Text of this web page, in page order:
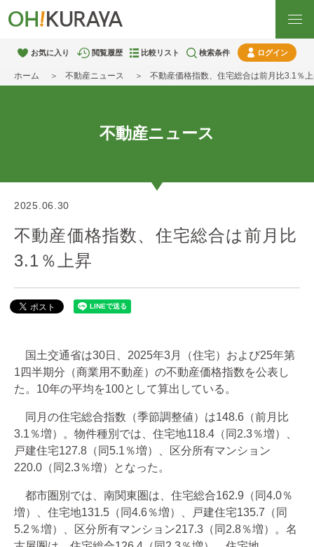
お気に入り 閲覧履歴 比較リスト 検索条件 ログイン
ホーム 不動産ニュース 不動産価格指数、住宅総合は前月比3.1％
不動産ニュース
2025.06.30
不動産価格指数、住宅総合は前月比
3.1％上昇
国土交通省は30日、2025年3月（住宅）および25年第
1四半期分（商業用不動産）の不動産価格指数を公表し
た。10年の平均を100として算出している。
同月の住宅総合指数（季節調整値）は148.6（前月比
3.1％増）。物件種別では、住宅地118.4（同2.3％増）、
戸建住宅127.8（同5.1％増）、区分所有マンション
220.0（同2.3％増）となった。
都市圏別では、南関東圏は、住宅総合162.9（同4.0％
増）、住宅地131.5（同4.6％増）、戸建住宅135.7（同
5.2％増）、区分所有マンション217.3（同2.8％増）。名